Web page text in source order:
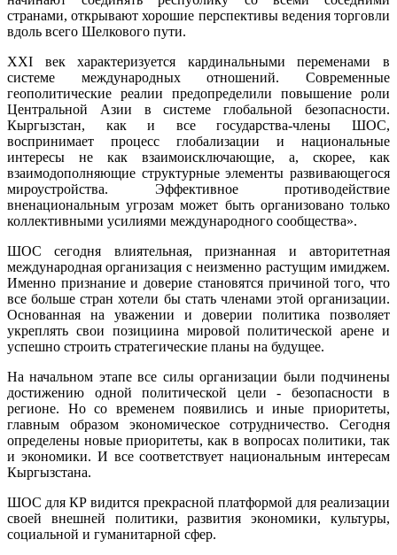
странами, открывают хорошие перспективы ведения торговли
вдоль всего Шелкового пути.
XXI век характеризуется кардинальными переменами в
системе международных отношений. Современные
геополитические реалии предопределили повышение роли
Центральной Азии в системе глобальной безопасности.
Кыргызстан, как и все государства-члены ШОС,
воспринимает процесс глобализации и национальные
интересы не как взаимоисключающие, а, скорее, как
взаимодополняющие структурные элементы развивающегося
мироустройства. Эффективное противодействие
вненациональным угрозам может быть организовано только
коллективными усилиями международного сообщества».
ШОС сегодня влиятельная, признанная и авторитетная
международная организация с неизменно растущим имиджем.
Именно признание и доверие становятся причиной того, что
все больше стран хотели бы стать членами этой организации.
Основанная на уважении и доверии политика позволяет
укреплять свои позициина мировой политической арене и
успешно строить стратегические планы на будущее.
На начальном этапе все силы организации были подчинены
достижению одной политической цели - безопасности в
регионе. Но со временем появились и иные приоритеты,
главным образом экономическое сотрудничество. Сегодня
определены новые приоритеты, как в вопросах политики, так
и экономики. И все соответствует национальным интересам
Кыргызстана.
ШОС для КР видится прекрасной платформой для реализации
своей внешней политики, развития экономики, культуры,
социальной и гуманитарной сфер.